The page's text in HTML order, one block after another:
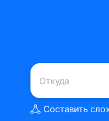
Составить